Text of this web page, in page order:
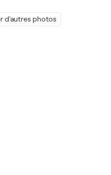
d'autres photos